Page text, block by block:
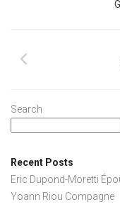
Search
Recent Posts
Eric Dupond-Moretti
Yoann Riou Compagne